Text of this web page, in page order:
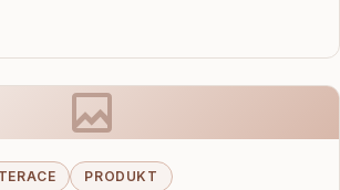
PRODUKT